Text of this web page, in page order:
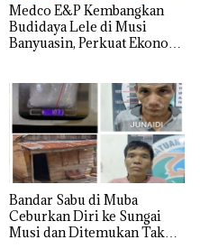
Medco E&P Kembangkan
Budidaya Lele di Musi
Banyuasin, Perkuat Ekonomi
Bandar Sabu di Muba
Ceburkan Diri ke Sungai
Musi dan Ditemukan Tak